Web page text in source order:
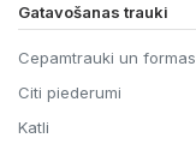
Gatavošanas trauki
Cepamtrauki un formas
Citi piederumi
Katli